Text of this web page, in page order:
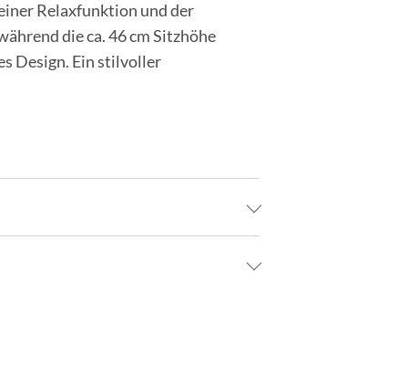
Relaxfunktion und der
die ca. 46 cm Sitzhöhe
Design. Ein stilvoller